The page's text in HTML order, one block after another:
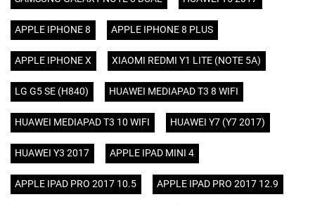
APPLE IPHONE 8 APPLE IPHONE 8 PLUS
APPLE IPHONE X XIAOMI REDMI Y1 LITE (NOTE 5A)
LG G5 SE (H840) HUAWEI MEDIAPAD T3 8 WIFI
HUAWEI MEDIAPAD T3 10 WIFI HUAWEI Y7 (Y7 2017)
HUAWEI Y3 2017 APPLE IPAD MINI 4
APPLE IPAD PRO 2017 10.5 APPLE IPAD PRO 2017 12.9